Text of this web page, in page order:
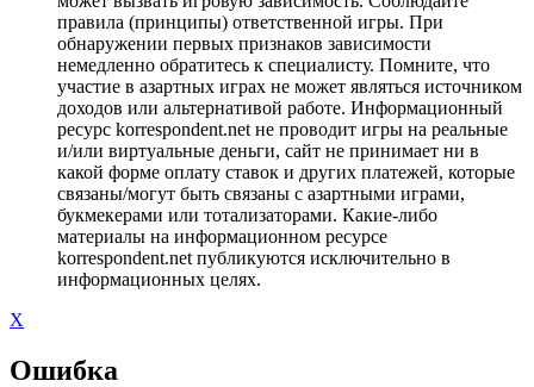
правила (принципы) ответственной игры. При
обнаружении первых признаков зависимости
немедленно обратитесь к специалисту. Помните, что
участие в азартных играх не может являться источником
доходов или альтернативой работе. Информационный
ресурс korrespondent.net не проводит игры на реальные
и/или виртуальные деньги, сайт не принимает ни в
какой форме оплату ставок и других платежей, которые
связаны/могут быть связаны с азартными играми,
букмекерами или тотализаторами. Какие-либо
материалы на информационном ресурсе
korrespondent.net публикуются исключительно в
информационных целях.
X
Ошибка